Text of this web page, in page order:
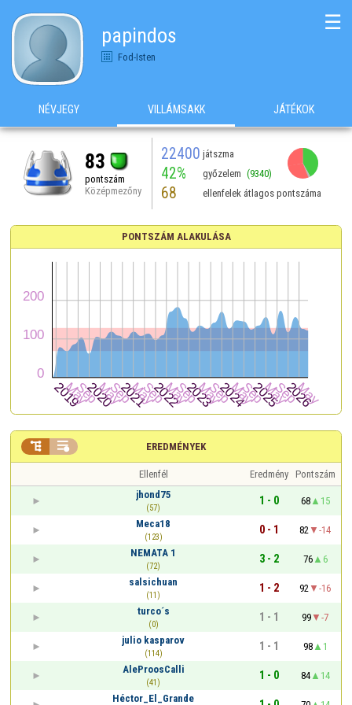
papindos
Fod-Isten
☰
NÉVJEGY VILLÁMSAKK JÁTÉKOK
83
pontszám
Középmezőny
22400 játszma
42% győzelem (9340)
68 ellenfelek átlagos pontszáma
PONTSZÁM ALAKULÁSA
EREDMÉNYEK
 
Ellenfél Eredmény Pontszám
jhond75
(57)
1 - 0 68
15
Meca18
(123)
0 - 1 82
-14
NEMATA 1
(72)
3 - 2 76
6
salsichuan
(11)
1 - 2 92
-16
turco´s
(0)
1 - 1 99
-7
julio kasparov
(114)
1 - 1 98
1
AleProosCalli
(41)
1 - 0 84
14
Héctor_El_Grande